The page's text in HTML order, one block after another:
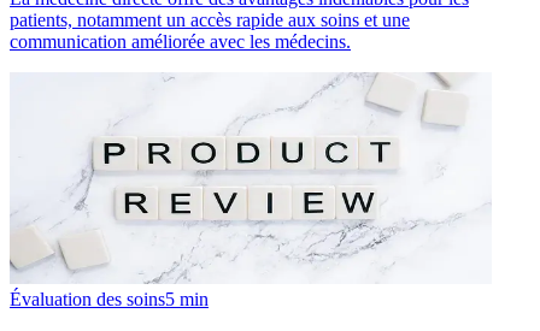
patients, notamment un accès rapide aux soins et une
communication améliorée avec les médecins.
Évaluation des soins5 min